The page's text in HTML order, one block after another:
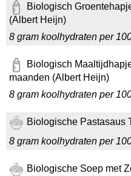
Biologisch
(Albert Heijn)
8 gram koolhydraten per
Biologisch
maanden (Albert Heijn)
8 gram koolhydraten per
Biologische Pastasaus
8 gram koolhydraten per
Biologische Soep met